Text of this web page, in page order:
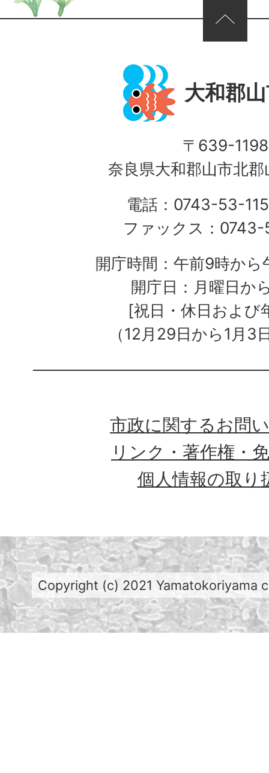
ページの先頭へ
大和郡
〒639-1198
奈良県大和郡山市北
電話：0743-53-
ファックス：
開庁時間：午前9時か
開庁日：月曜日か
[祝日・休日および
（12月29日から1月3
市政に関するお問
リンク・著作権・
個人情報の取り
Copyright (c) 2021 Yamatokoriyama